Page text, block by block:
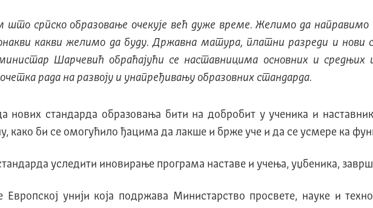
српско образовање очекује већ дуже време. Желимо да
какви желимо да буду. Државна матура, платни разреди и нови
Шарчевић обраћајући се наставницима основних и
рада на развоју и унапређивању образовних стандарда.
нових стандарда образовања бити на добробит у ученика и
како би се омогућило ђацима да лакше и брже уче и да се усмере ка
уследити иновирање програма наставе и учења, уџбеника,
унији која подржава Министарство просвете, науке и